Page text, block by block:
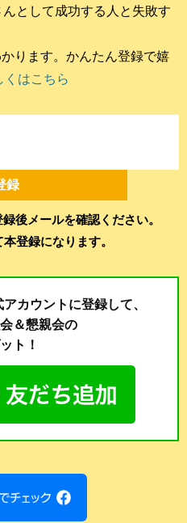
んとして成功する人と失敗す
ります。かんたん登録で嬉
はこちら
後メールを確認ください。
登録になります。
カウントに登録して、
＆懇親会の
ト！